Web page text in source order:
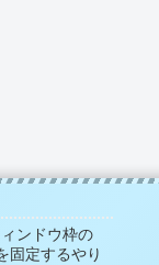
ンドウ枠の
固定するやり